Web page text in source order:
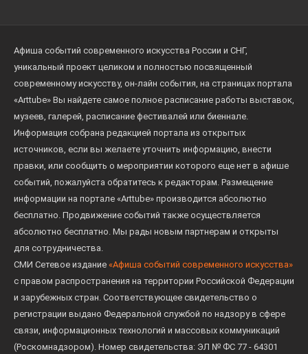
Афиша событий современного искусства России и СНГ,
уникальный проект целиком и полностью посвященный
современному искусству, он-лайн события, на страницах портала
«Arttube» Вы найдете самое полное расписание работы выставок,
музеев, галерей, расписание фестивалей или биеннале.
Информация собрана редакцией портала из открытых
источников, если вы желаете уточнить информацию, внести
правки, или сообщить о мероприятии которого еще нет в афише
событий, пожалуйста обратитесь к редакторам. Размещение
информации на портале «Arttube» производится абсолютно
бесплатно. Продвижение событий также осуществляется
абсолютно бесплатно. Мы рады новым партнерам и открыты
для сотрудничества.
СМИ Сетевое издание «Афиша событий современного искусства»
с правом распространения на территории Российской Федерации
и зарубежных стран. Соответствующее свидетельство о
регистрации выдано Федеральной службой по надзору в сфере
связи, информационных технологий и массовых коммуникаций
(Роскомнадзором). Номер свидетельства: ЭЛ № ФС 77 - 64301